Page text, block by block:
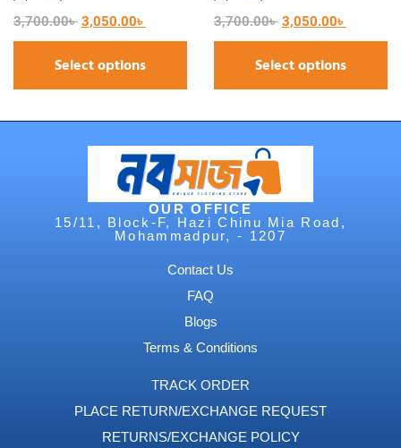
3,700.00৳ 3,050.00৳
Select options
3,700.00৳ 3,050.00৳
Select options
OUR OFFICE
15/11, Block-F, Hazi Chinu Mia Road,
Mohammadpur, - 1207
Contact Us
FAQ
Blogs
Terms & Conditions
TRACK ORDER
PLACE RETURN/EXCHANGE REQUEST
RETURNS/EXCHANGE POLICY